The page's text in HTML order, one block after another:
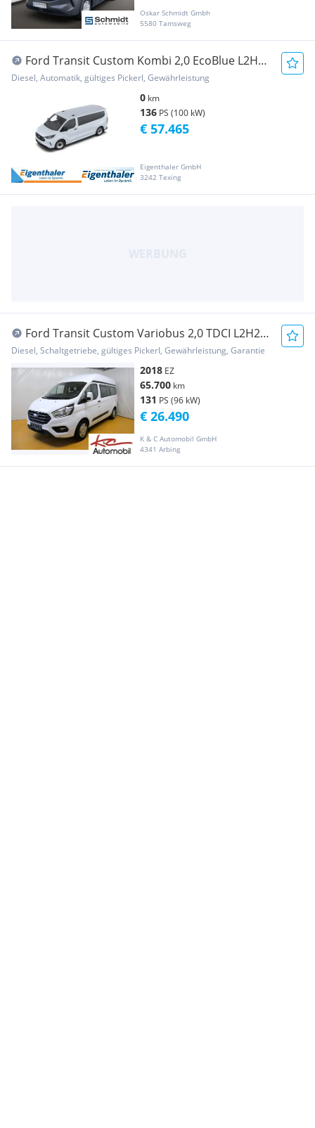
Oskar Schmidt Gmbh
5580 Tamsweg
Ford Transit Custom Kombi 2,0 EcoBlue L2H1
320 FWD T...
Diesel, Automatik, gültiges Pickerl, Gewährleistung
0 km
136 PS (100 kW)
Eigenthaler GmbH
3242 Texing
€ 57.465
Ford Transit Custom Variobus 2,0 TDCI L2H2
340 Trend
Diesel, Schaltgetriebe, gültiges Pickerl, Gewährleistung, Garantie
2018 EZ
65.700 km
131 PS (96 kW)
K & C Automobil GmbH
4341 Arbing
€ 26.490